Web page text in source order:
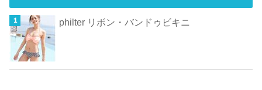
philter リボン・バンドゥビキニ